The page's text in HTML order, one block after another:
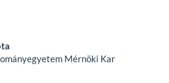
Mérnöki Kar